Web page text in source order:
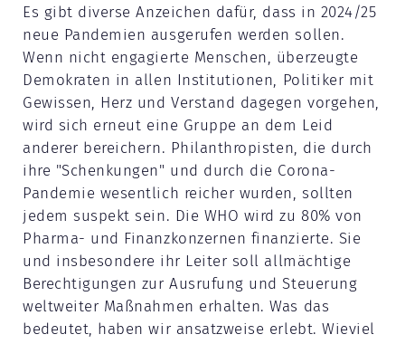
Es gibt diverse Anzeichen dafür, dass in 2024/25
neue Pandemien ausgerufen werden sollen.
Wenn nicht engagierte Menschen, überzeugte
Demokraten in allen Institutionen, Politiker mit
Gewissen, Herz und Verstand dagegen vorgehen,
wird sich erneut eine Gruppe an dem Leid
anderer bereichern. Philanthropisten, die durch
ihre "Schenkungen" und durch die Corona-
Pandemie wesentlich reicher wurden, sollten
jedem suspekt sein. Die WHO wird zu 80% von
Pharma- und Finanzkonzernen finanzierte. Sie
und insbesondere ihr Leiter soll allmächtige
Berechtigungen zur Ausrufung und Steuerung
weltweiter Maßnahmen erhalten. Was das
bedeutet, haben wir ansatzweise erlebt. Wieviel